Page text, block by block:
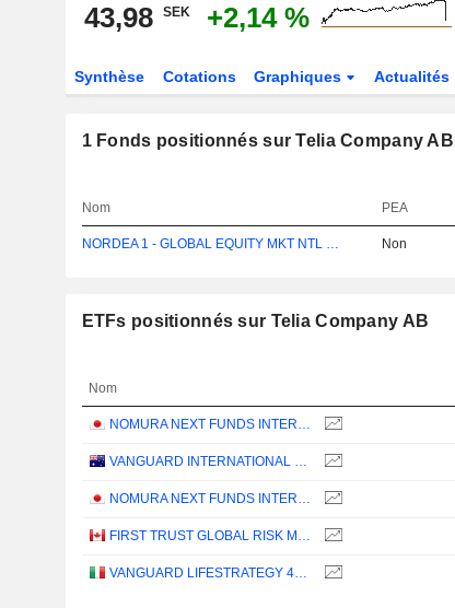
43,98 SEK +2,14 %
Synthèse Cotations Graphiques Actualités
1Fonds positionnés sur Telia Company AB
Nom PEA
NORDEA 1 - GLOBAL EQUITY MKT NTL BI EUR Non
ETFs positionnés sur Telia Company AB
Nom
NOMURA NEXT FUNDS INTERNATIONAL EQUITY MSCI-KOKUSAI (YEN-HEDGED) ETF - JPY
VANGUARD INTERNATIONAL EQUITY INDEX FUNDS - VANGUARD FTSE ALL-WORLD EX-US ETF
NOMURA NEXT FUNDS INTERNATIONAL EQUITY MSCI-KOKUSAI (UNHEDGED) ETF - JPY
FIRST TRUST GLOBAL RISK MANAGED INCOME INDEX ETF - CAD
VANGUARD LIFESTRATEGY 40% EQUITY UCITS ETF - DISTRIBUTING - EUR